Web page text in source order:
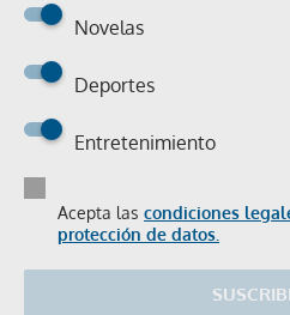
Novelas
Deportes
Entretenimiento
Acepta las condiciones
protección de datos.